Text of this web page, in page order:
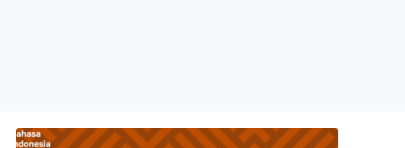
Bahasa Indonesia